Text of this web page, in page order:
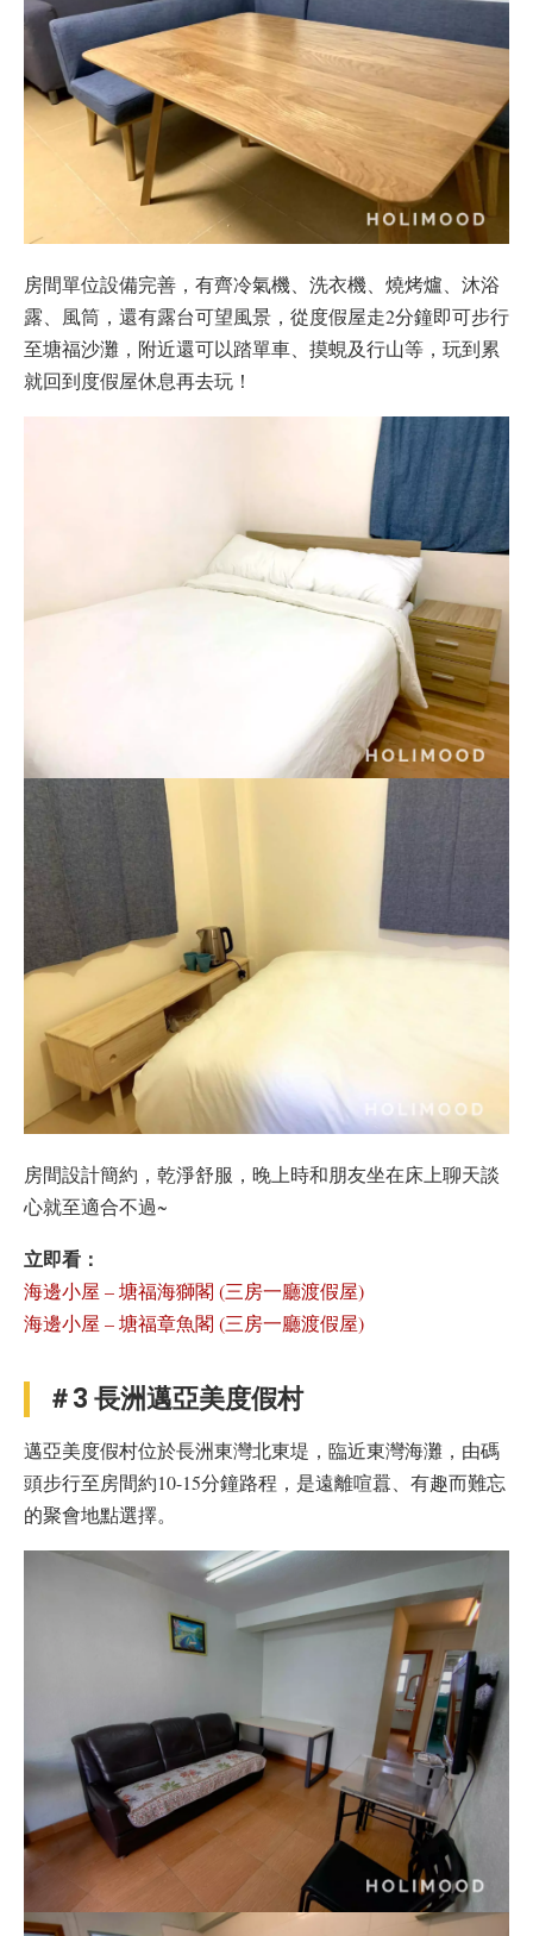
房間單位設備完善，有齊冷氣機、洗衣機、燒烤爐、沐浴
露、風筒，還有露台可望風景，從度假屋走2分鐘即可步行
至塘福沙灘，附近還可以踏單車、摸蜆及行山等，玩到累
就回到度假屋休息再去玩！
房間設計簡約，乾淨舒服，晚上時和朋友坐在床上聊天談
心就至適合不過~
立即看：
海邊小屋 – 塘福海獅閣 (三房一廳渡假屋)
海邊小屋 – 塘福章魚閣 (三房一廳渡假屋)
＃3 長洲邁亞美度假村
邁亞美度假村位於長洲東灣北東堤，臨近東灣海灘，由碼
頭步行至房間約10-15分鐘路程，是遠離喧囂、有趣而難忘
的聚會地點選擇。